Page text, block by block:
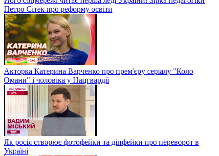
Петро Сітек про реформу освіти
Акторка Катерина Варченко про прем'єру серіалу "Коло
Омани" і чоловіка у Нацгвардії
Як росія створює фотофейки та діпфейки про переворот в
Україні